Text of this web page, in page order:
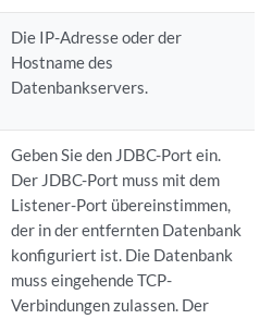
Die IP-Adresse oder der
Hostname des
Datenbankservers.
Geben Sie den JDBC-Port ein.
Der JDBC-Port muss mit dem
Listener-Port übereinstimmen,
der in der entfernten Datenbank
konfiguriert ist. Die Datenbank
muss eingehende TCP-
Verbindungen zulassen. Der